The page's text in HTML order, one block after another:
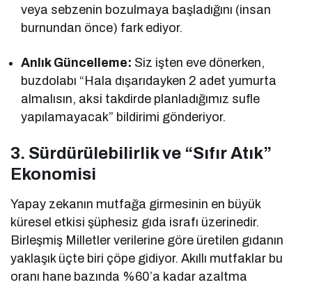
veya sebzenin bozulmaya başladığını (insan
burnundan önce) fark ediyor.
Anlık Güncelleme: Siz işten eve dönerken,
buzdolabı “Hala dışarıdayken 2 adet yumurta
almalısın, aksi takdirde planladığımız sufle
yapılamayacak” bildirimi gönderiyor.
3. Sürdürülebilirlik ve “Sıfır Atık”
Ekonomisi
Yapay zekanın mutfağa girmesinin en büyük
küresel etkisi şüphesiz gıda israfı üzerinedir.
Birleşmiş Milletler verilerine göre üretilen gıdanın
yaklaşık üçte biri çöpe gidiyor. Akıllı mutfaklar bu
oranı hane bazında %60’a kadar azaltma